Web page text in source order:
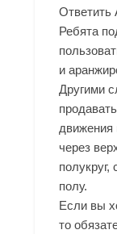
Ответить
Ребята
и
Другими
движения
через
полукруг,
полу.
Если вы
то